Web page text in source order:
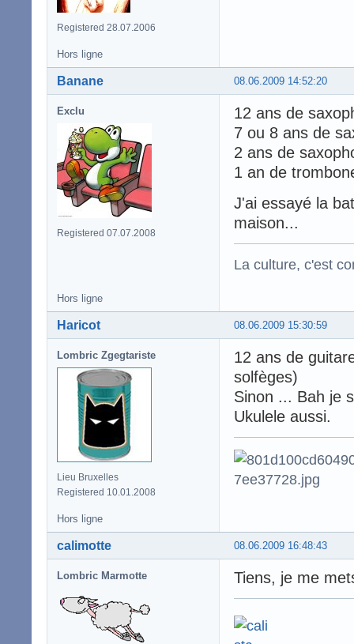
Registered 28.07.2006
Hors ligne
08.06.2009 14:52:20
Banane
Exclu
Registered 07.07.2008
12 ans de
7 ou 8 ans de
2 ans de
1 an de
J'ai essayé la
maison...
La culture, c'est
Hors ligne
08.06.2009 15:30:59
Haricot
Lombric Zgegtariste
Lieu Bruxelles
Registered 10.01.2008
12 ans de
solfèges)
Sinon ... Bah je
Ukulele aussi.
Hors ligne
08.06.2009 16:48:43
calimotte
Lombric Marmotte Tiens, je me